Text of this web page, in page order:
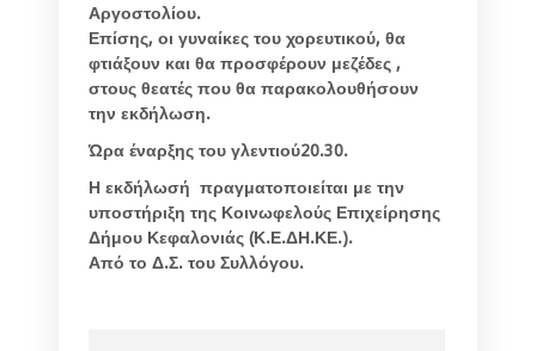
Αργοστολίου.
Επίσης, οι γυναίκες του χορευτικού, θα
φτιάξουν και θα προσφέρουν μεζέδες ,
στους θεατές που θα παρακολουθήσουν
την εκδήλωση.
Ώρα έναρξης του γλεντιού20.30.
Η εκδήλωσή πραγματοποιείται με την
υποστήριξη της Κοινωφελούς Επιχείρησης
Δήμου Κεφαλονιάς (Κ.Ε.ΔΗ.ΚΕ.).
Από το Δ.Σ. του Συλλόγου.